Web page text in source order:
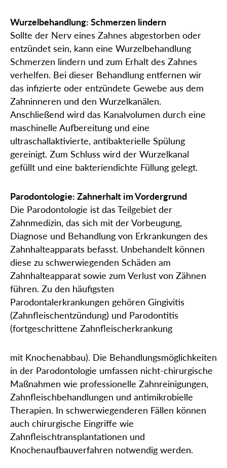
Wurzelbehandlung: Schmerzen lindern
Sollte der Nerv eines Zahnes abgestorben oder
entzündet sein, kann eine Wurzelbehandlung
Schmerzen lindern und zum Erhalt des Zahnes
verhelfen. Bei dieser Behandlung entfernen wir
das infizierte oder entzündete Gewebe aus dem
Zahninneren und den Wurzelkanälen.
Anschließend wird das Kanalvolumen durch eine
maschinelle Aufbereitung und eine
ultraschallaktivierte, antibakterielle Spülung
gereinigt. Zum Schluss wird der Wurzelkanal
gefüllt und eine bakteriendichte Füllung gelegt.
Parodontologie: Zahnerhalt im Vordergrund
Die Parodontologie ist das Teilgebiet der
Zahnmedizin, das sich mit der Vorbeugung,
Diagnose und Behandlung von Erkrankungen des
Zahnhalteapparats befasst. Unbehandelt können
diese zu schwerwiegenden Schäden am
Zahnhalteapparat sowie zum Verlust von Zähnen
führen. Zu den häufigsten
Parodontalerkrankungen gehören Gingivitis
(Zahnfleischentzündung) und Parodontitis
(fortgeschrittene Zahnfleischerkrankung
mit Knochenabbau). Die Behandlungsmöglichkeiten
in der Parodontologie umfassen nicht-chirurgische
Maßnahmen wie professionelle Zahnreinigungen,
Zahnfleischbehandlungen und antimikrobielle
Therapien. In schwerwiegenderen Fällen können
auch chirurgische Eingriffe wie
Zahnfleischtransplantationen und
Knochenaufbauverfahren notwendig werden.